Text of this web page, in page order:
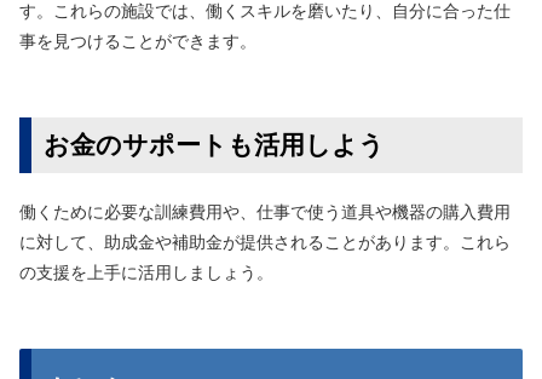
す。これらの施設では、働くスキルを磨いたり、自分に合った仕
事を見つけることができます。
お金のサポートも活用しよう
働くために必要な訓練費用や、仕事で使う道具や機器の購入費用
に対して、助成金や補助金が提供されることがあります。これら
の支援を上手に活用しましょう。